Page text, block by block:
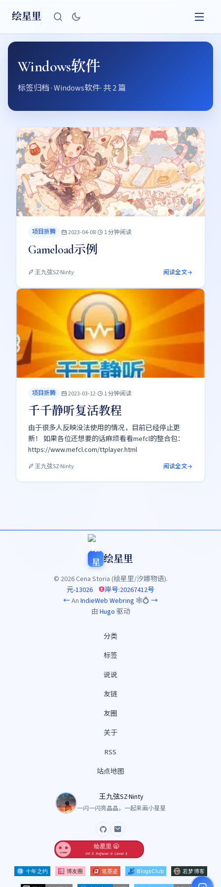
绘星里
Windows软件
标签归档 · Windows软件· 共 2 篇
项目折腾 · 2023-04-08· 1 分钟阅读
Gameload示例
王九弦SZ·Ninty 阅读全文
项目折腾 · 2023-03-12· 1 分钟阅读
千千静听复活教程
由于很多人反映没法使用的情况，目前已经停止更
新！ 如果各位还想要的话麻烦看看mefcl的整合包：
https://www.mefcl.com/ttplayer.html
王九弦SZ·Ninty 阅读全文
绘星里
© 2026 Cena Storia (绘星里/汐娜物语).
元-13026
岸号:20267412号
←An IndieWeb Webring 🕸💍 →
由 Hugo 驱动
分类
标签
说说
友链
友圈
关于
RSS
站点地图
王九弦SZ·Ninty
一闪一闪亮晶晶，一起来画小星星
GitHubEmail